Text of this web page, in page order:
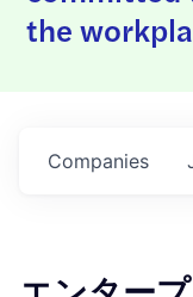
the
Companies